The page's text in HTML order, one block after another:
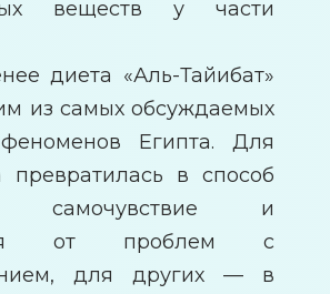
веществ у части
диета «Аль-Тайибат»
из самых обсуждаемых
Египта. Для
превратилась в способ
самочувствие и
от проблем с
для других — в